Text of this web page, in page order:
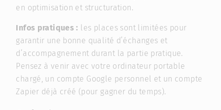
en optimisation et structuration.
Infos pratiques : les places sont limitées pour
garantir une bonne qualité d’échanges et
d’accompagnement durant la partie pratique.
Pensez à venir avec votre ordinateur portable
chargé, un compte Google personnel et un compte
Zapier déjà créé (pour gagner du temps).